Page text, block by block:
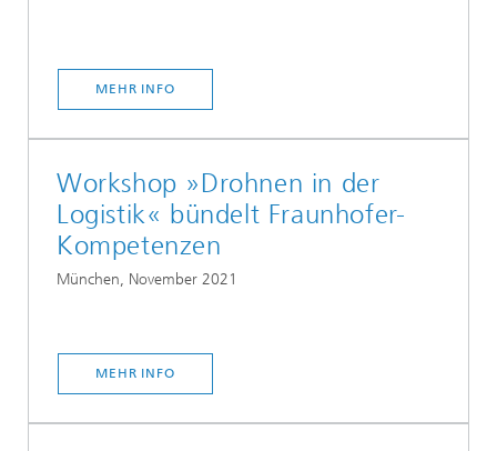
MEHR INFO
Workshop »Drohnen in der
Logistik« bündelt Fraunhofer-
Kompetenzen
München, November 2021
MEHR INFO